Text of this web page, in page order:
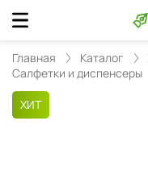
Главная Каталог
Салфетки и диспенсеры
ХИТ